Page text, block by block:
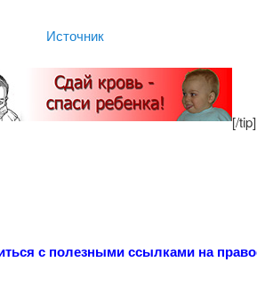
Источник
[/tip]
с полезными ссылками на